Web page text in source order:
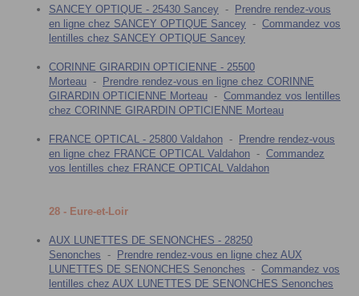
SANCEY OPTIQUE - 25430 Sancey -
Prendre rendez-vous
en ligne chez SANCEY OPTIQUE Sancey - Commandez vos
lentilles chez SANCEY OPTIQUE Sancey
CORINNE GIRARDIN OPTICIENNE - 25500
Morteau -
Prendre rendez-vous en ligne chez CORINNE
GIRARDIN OPTICIENNE Morteau - Commandez vos lentilles
chez CORINNE GIRARDIN OPTICIENNE Morteau
FRANCE OPTICAL - 25800 Valdahon -
Prendre rendez-vous
en ligne chez FRANCE OPTICAL Valdahon - Commandez
vos lentilles chez FRANCE OPTICAL Valdahon
28 - Eure-et-Loir
AUX LUNETTES DE SENONCHES - 28250
Senonches -
Prendre rendez-vous en ligne chez AUX
LUNETTES DE SENONCHES Senonches - Commandez vos
lentilles chez AUX LUNETTES DE SENONCHES Senonches